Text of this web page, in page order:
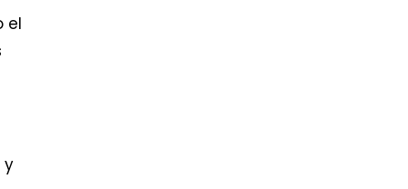
el
y